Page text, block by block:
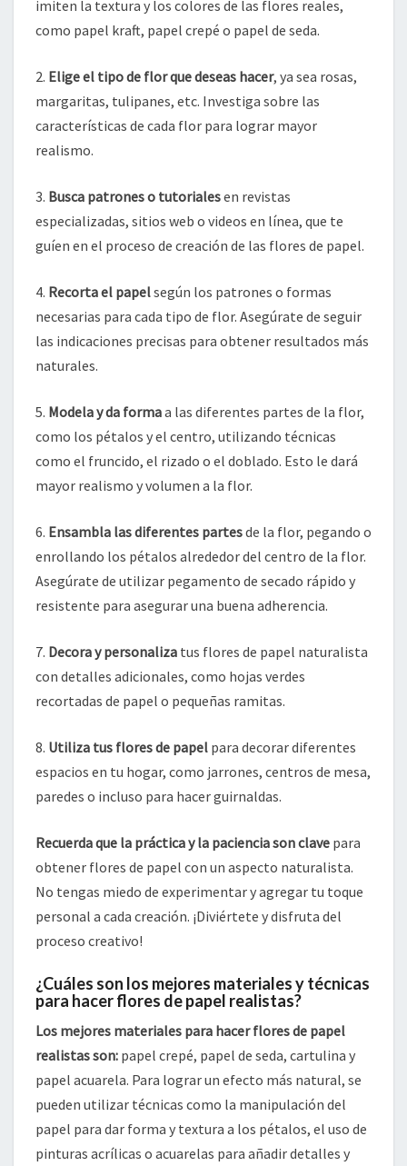
imiten la textura y los colores de las flores reales,
como papel kraft, papel crepé o papel de seda.
2. Elige el tipo de flor que deseas hacer, ya sea rosas,
margaritas, tulipanes, etc. Investiga sobre las
características de cada flor para lograr mayor
realismo.
3. Busca patrones o tutorialesen revistas
especializadas, sitios web o videos en línea, que te
guíen en el proceso de creación de las flores de papel.
4. Recorta el papelsegún los patrones o formas
necesarias para cada tipo de flor. Asegúrate de seguir
las indicaciones precisas para obtener resultados más
naturales.
5. Modela y da formaa las diferentes partes de la flor,
como los pétalos y el centro, utilizando técnicas
como el fruncido, el rizado o el doblado. Esto le dará
mayor realismo y volumen a la flor.
6. Ensambla las diferentes partesde la flor, pegando o
enrollando los pétalos alrededor del centro de la flor.
Asegúrate de utilizar pegamento de secado rápido y
resistente para asegurar una buena adherencia.
7. Decora y personaliza tus flores de papel naturalista
con detalles adicionales, como hojas verdes
recortadas de papel o pequeñas ramitas.
8. Utiliza tus flores de papel para decorar diferentes
espacios en tu hogar, como jarrones, centros de mesa,
paredes o incluso para hacer guirnaldas.
Recuerda que la práctica y la paciencia son clave para
obtener flores de papel con un aspecto naturalista.
No tengas miedo de experimentar y agregar tu toque
personal a cada creación. ¡Diviértete y disfruta del
proceso creativo!
¿Cuáles son los mejores materiales y técnicas
para hacer flores de papel realistas?
Los mejores materiales para hacer flores de papel
realistas son: papel crepé, papel de seda, cartulina y
papel acuarela. Para lograr un efecto más natural, se
pueden utilizar técnicas como la manipulación del
papel para dar forma y textura a los pétalos, el uso de
pinturas acrílicas o acuarelas para añadir detalles y